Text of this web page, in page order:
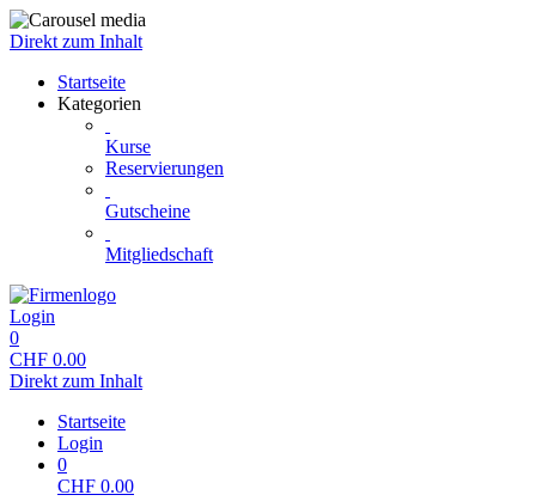
Direkt zum Inhalt
Startseite
Kategorien
Kurse
Reservierungen
Gutscheine
Mitgliedschaft
Login
0
CHF 0.00
Direkt zum Inhalt
Startseite
Login
0
CHF 0.00